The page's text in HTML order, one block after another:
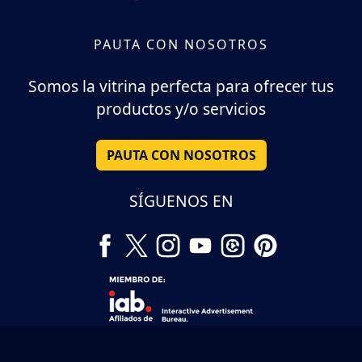
PAUTA CON NOSOTROS
Somos la vitrina perfecta para ofrecer tus
productos y/o servicios
PAUTA CON NOSOTROS
SÍGUENOS EN